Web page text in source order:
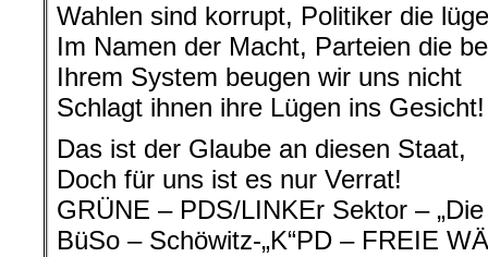
Wahlen sind korrupt, Politiker die
Im Namen der Macht, Parteien die
Ihrem System beugen wir uns nicht
Schlagt ihnen ihre Lügen ins Gesicht!
Das ist der Glaube an diesen Staat,
Doch für uns ist es nur Verrat!
GRÜNE – PDS/LINKEr Sektor –
BüSo – Schöwitz-„K“PD – FREIE